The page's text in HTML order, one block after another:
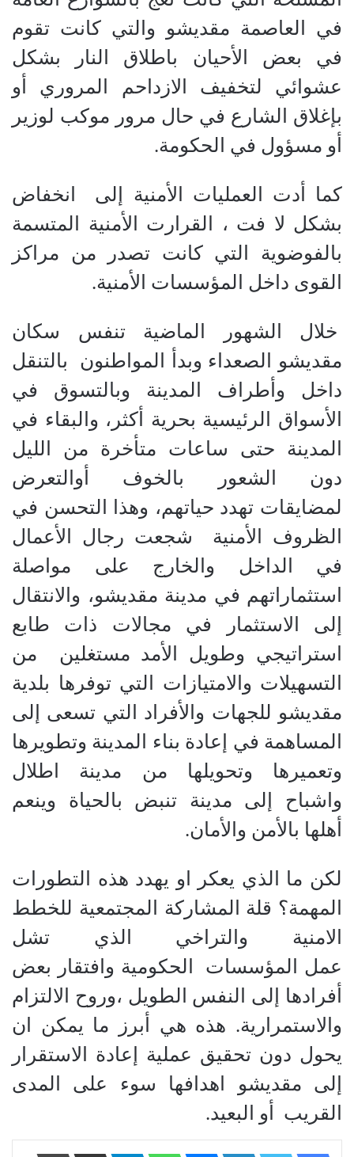
في العاصمة مقديشو والتي كانت تقوم
في بعض الأحيان باطلاق النار بشكل
عشوائي لتخفيف الازداحم المروري أو
بإغلاق الشارع في حال مرور موكب لوزير
أو مسؤول في الحكومة.
كما أدت العمليات الأمنية إلى انخفاض
بشكل لا فت ، القرارت الأمنية المتسمة
بالفوضوية التي كانت تصدر من مراكز
القوى داخل المؤسسات الأمنية.
خلال الشهور الماضية تنفس سكان
مقديشو الصعداء وبدأ المواطنون بالتنقل
داخل وأطراف المدينة وبالتسوق في
الأسواق الرئيسية بحرية أكثر، والبقاء في
المدينة حتى ساعات متأخرة من الليل
دون الشعور بالخوف أوالتعرض
لمضايقات تهدد حياتهم، وهذا التحسن في
الظروف الأمنية شجعت رجال الأعمال
في الداخل والخارج على مواصلة
استثماراتهم في مدينة مقديشو، والانتقال
إلى الاستثمار في مجالات ذات طابع
استراتيجي وطويل الأمد مستغلين من
التسهيلات والامتيازات التي توفرها بلدية
مقديشو للجهات والأفراد التي تسعى إلى
المساهمة في إعادة بناء المدينة وتطويرها
وتعميرها وتحويلها من مدينة اطلال
واشباح إلى مدينة تنبض بالحياة وينعم
أهلها بالأمن والأمان.
لكن ما الذي يعكر او يهدد هذه التطورات
المهمة؟ قلة المشاركة المجتمعية للخطط
الامنية والتراخي الذي تشل
عمل المؤسسات الحكومية وافتقار بعض
أفرادها إلى النفس الطويل ،وروح الالتزام
والاستمرارية. هذه هي أبرز ما يمكن ان
يحول دون تحقيق عملية إعادة الاستقرار
إلى مقديشو اهدافها سوء على المدى
القريب أو البعيد.